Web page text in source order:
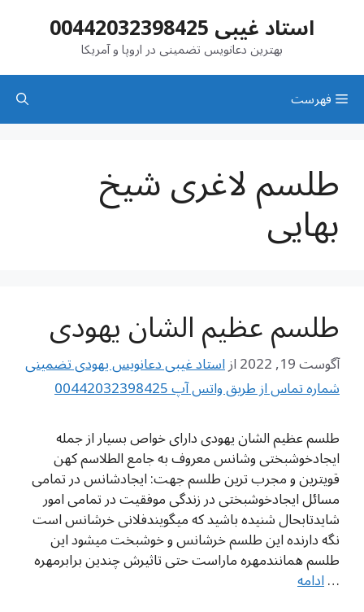
استاد غیبی 00442032398425
بهترین دعانویس تضمینی در اروپا و آمریکا
فهرست
طلسم لاغری شیخ
بهایی
طلسم عظیم الشان یهودی
آگوست 19, 2022 ازاستاد غیبی دعانویس یهودی تضمینی
شماره تماس از طریق واتس آپ 00442032398425
طلسم عظیم الشان یهودی دارای خواص بسیار از جمله
ایجادخوشبختی وشانس معروف به جامع الطلاسم کهن
قویترین و مجرب ترین طلسم جهت: ایجادشانس در تمامی
مسائل ایجادخوشبختی در زندگی موفقیت در تمامی امور
شایدتابحال شنیده باشید که میگویندفلانی خرشانس است
نگه دارنده این طلسم خرشانس و خوشبخت میشود این
طلسم همانندمهره ماراست حتی تاثیرش چندین برابرمهره
…ادامه